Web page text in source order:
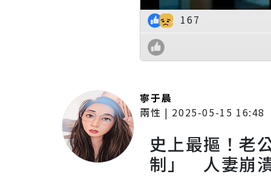
167
寧于晨
兩性 | 2025-05-15 16:48
史上最摳！老
制」 人妻崩